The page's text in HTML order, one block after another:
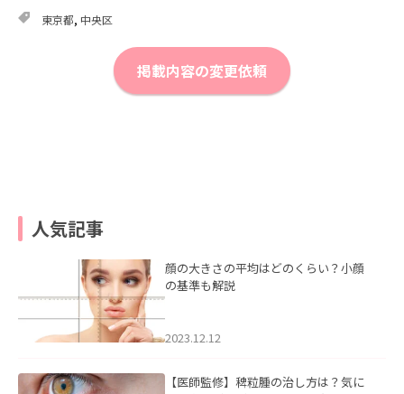
東京都, 中央区
掲載内容の変更依頼
人気記事
顔の大きさの平均はどのくらい？小顔
の基準も解説
2023.12.12
【医師監修】稗粒腫の治し方は？気に